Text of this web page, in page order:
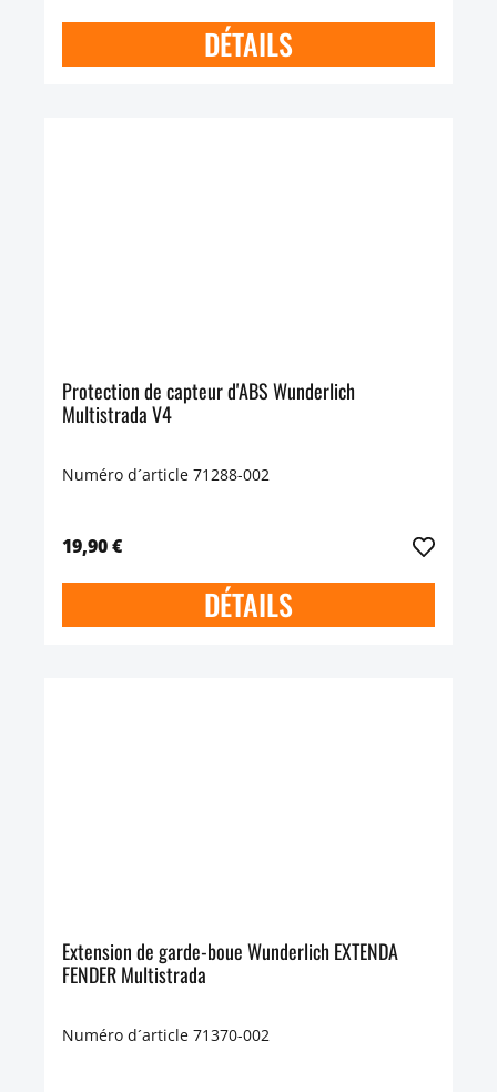
DÉTAILS
Protection de capteur d'ABS Wunderlich
Multistrada V4
Numéro d´article 71288-002
19,90 €
DÉTAILS
Extension de garde-boue Wunderlich EXTENDA
FENDER Multistrada
Numéro d´article 71370-002